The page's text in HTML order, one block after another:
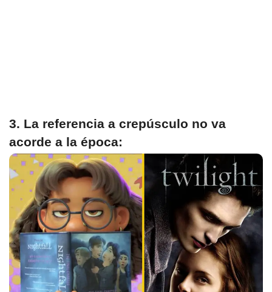
3. La referencia a crepúsculo no va
acorde a la época: